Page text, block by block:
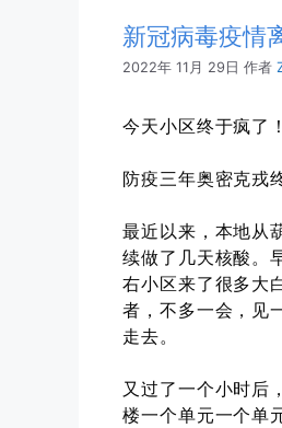
新冠病毒疫情
2022年 11月 29日 作者
今天小区终于疯了！
防疫三年奥密克戎
最近以来，本地从
续做了几天核酸。
右小区来了很多大
者，不多一会，见
走去。
又过了一个小时后
楼一个单元一个单